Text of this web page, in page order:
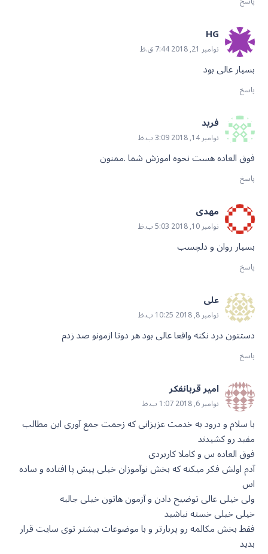
HG
نوامبر 21, 2018 7:44 ق.ظ
بسیار عالی بود
پاسخ
فرید
نوامبر 14, 2018 3:09 ب.ظ
فوق العاده هست نحوه اموزش شما .ممنون
پاسخ
مهدی
نوامبر 10, 2018 5:03 ب.ظ
بسیار روان و دلچسب
پاسخ
علی
نوامبر 8, 2018 10:25 ب.ظ
دستتون درد نکنه واقعا عالی بود هر دوتا ازمونو صد زدم
پاسخ
امير قربانفكر
نوامبر 6, 2018 1:07 ب.ظ
با سلام و درود به خدمت عزیزانی که زحمت جمع آوری این مطالب
مفید رو کشیدند
فوق العاده س و کاملا کاربردی
آدم اولش فکر میکنه که بخش نوآموزان خیلی پیش پا افتاده و ساده
اس
ولی خیلی عالی توضیح دادن و آزمون هاتون خیلی جالبه
خیلی خیلی خسته نباشید
فقط بخش مکالمه رو پربارتر و با موضوعات بیشتر توی سایت قرار
بدید